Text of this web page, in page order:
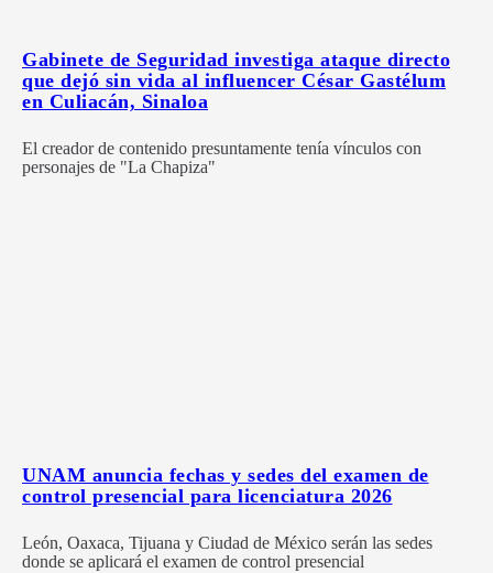
Gabinete de Seguridad investiga ataque directo
que dejó sin vida al influencer César Gastélum
en Culiacán, Sinaloa
El creador de contenido presuntamente tenía vínculos con
personajes de "La Chapiza"
UNAM anuncia fechas y sedes del examen de
control presencial para licenciatura 2026
León, Oaxaca, Tijuana y Ciudad de México serán las sedes
donde se aplicará el examen de control presencial